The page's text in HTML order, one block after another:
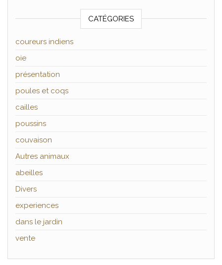
CATÉGORIES
coureurs indiens
oie
présentation
poules et coqs
cailles
poussins
couvaison
Autres animaux
abeilles
Divers
experiences
dans le jardin
vente